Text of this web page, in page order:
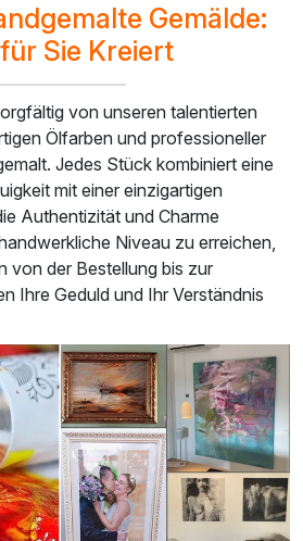
Gemälde:
Sie Kreiert
von unseren talentierten
Ölfarben und professioneller
Jedes Stück kombiniert eine
mit einer einzigartigen
Authentizität und Charme
Niveau zu erreichen,
von der Bestellung bis zur
Ihre Geduld und Ihr Verständnis